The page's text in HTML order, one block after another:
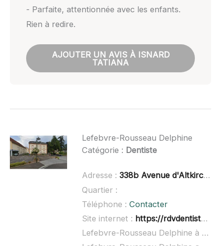
- Parfaite, attentionnée avec les enfants.
Rien à redire.
AJOUTER UN AVIS À ISNARD
TATIANA
Lefebvre-Rousseau Delphine
Catégorie : Dentiste
Adresse : 338b Avenue d'Altkirch, 68350 Brunstatt-Didenheim, France
Quartier :
Téléphone : Contacter
Site internet : https://rdvdentiste.net/brunstatt-didenheim/lefebvre-rousseau-belmili.html
Lefebvre-Rousseau Delphine à domicile :